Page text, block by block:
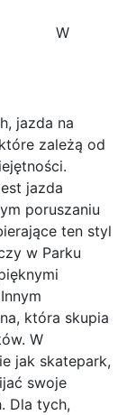
W
jazda na
zależą od
jazda
poruszaniu
ten styl
w Parku
która skupia
W
jak skatepark,
swoje
Dla tych,